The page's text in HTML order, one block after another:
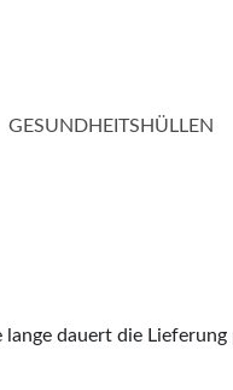
GESUNDHEITSHÜLLEN
lange dauert die